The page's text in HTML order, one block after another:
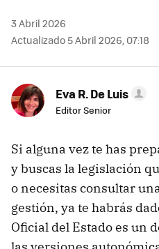
3 Abril 2026
Actualizado 5 Abril 2026, 07:18
Eva R. De Luis
Editor Senior
Si alguna vez te has
y buscas la legislación
o necesitas consultar
gestión, ya te habrás
Oficial del Estado es un